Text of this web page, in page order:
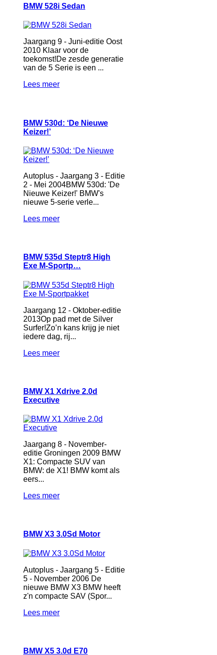
BMW 528i Sedan
Jaargang 9 - Juni-editie Oost
2010 Klaar voor de
toekomst!De zesde generatie
van de 5 Serie is een ...
Lees meer
BMW 530d: ‘De Nieuwe
Keizer!’
Autoplus - Jaargang 3 - Editie
2 - Mei 2004BMW 530d: 'De
Nieuwe Keizer!' BMW's
nieuwe 5-serie verle...
Lees meer
BMW 535d Steptr8 High
Exe M-Sportp…
Jaargang 12 - Oktober-editie
2013Op pad met de Silver
Surfer!Zo’n kans krijg je niet
iedere dag, rij...
Lees meer
BMW X1 Xdrive 2.0d
Executive
Jaargang 8 - November-
editie Groningen 2009 BMW
X1: Compacte SUV van
BMW: de X1! BMW komt als
eers...
Lees meer
BMW X3 3.0Sd Motor
Autoplus - Jaargang 5 - Editie
5 - November 2006 De
nieuwe BMW X3 BMW heeft
z'n compacte SAV (Spor...
Lees meer
BMW X5 3.0d E70